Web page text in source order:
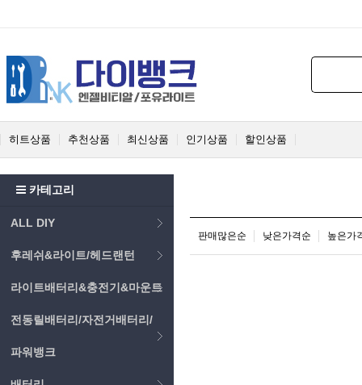
히트상품 추천상품 최신상품 인기상품 할인상품
카테고리
ALL DIY
후레쉬&라이트/헤드랜턴
라이트배터리&충전기&마운트
전동릴배터리/자전거배터리/
파워뱅크
판매많은순 낮은가격순 높은가